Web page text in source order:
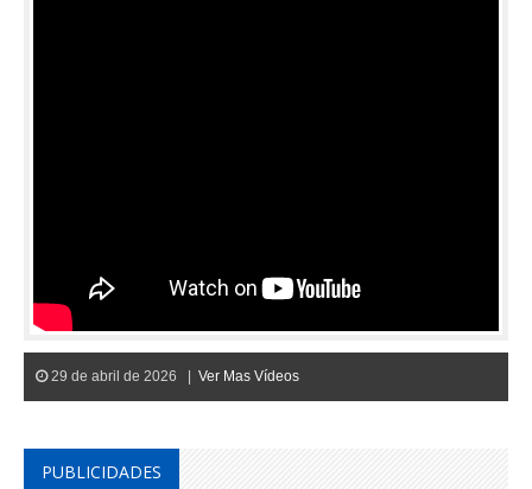
29 de abril de 2026 | Ver Mas Vídeos
PUBLICIDADES